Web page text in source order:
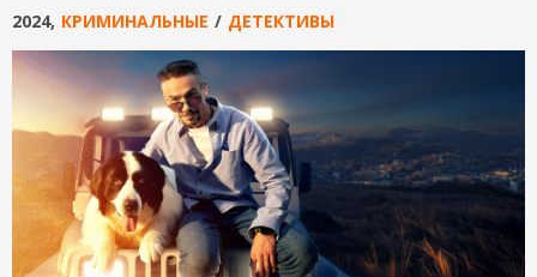
УЖЕ СМОТРЕЛ
2024, КРИМИНАЛЬНЫЕ / ДЕТЕКТИВЫ